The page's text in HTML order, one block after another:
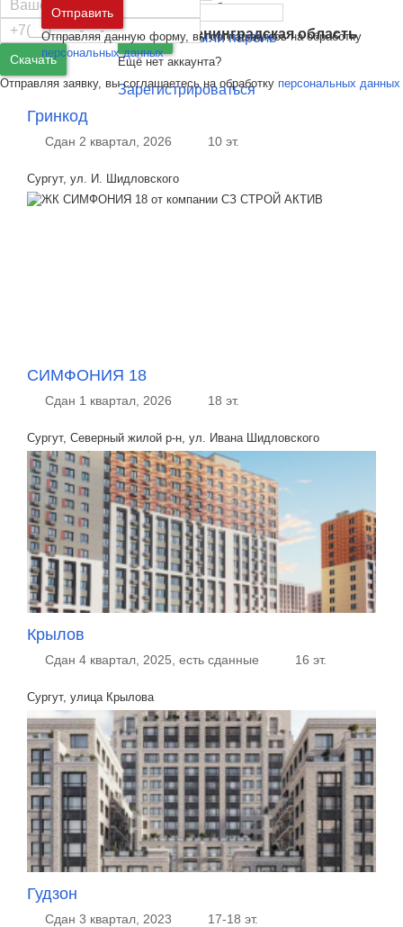
Москва и
Московская область
Санкт-Петербург иЛенинградская область
Войти Забыли пароль
Ещё нет аккаунта?
Зарегистрироваться
Скачать
Отправляя заявку, вы соглашаетесь на обработку персональных данных
Гринкод
Сдан 2 квартал, 2026 10 эт.
Сургут, ул. И. Шидловского
СИМФОНИЯ 18
Сдан 1 квартал, 2026 18 эт.
Сургут, Северный жилой р-н, ул. Ивана Шидловского
Крылов
Сдан 4 квартал, 2025, есть сданные 16 эт.
Сургут, улица Крылова
Гудзон
Сдан 3 квартал, 2023 17-18 эт.
Отправить
Отправляя данную форму, вы соглашаетесь на обработку
персональных данных